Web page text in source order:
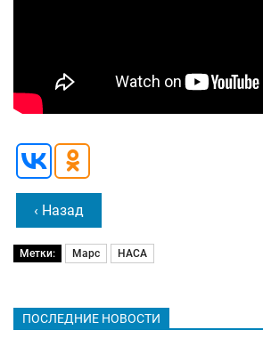
‹ Назад
Метки: Марс НАСА
ПОСЛЕДНИЕ НОВОСТИ